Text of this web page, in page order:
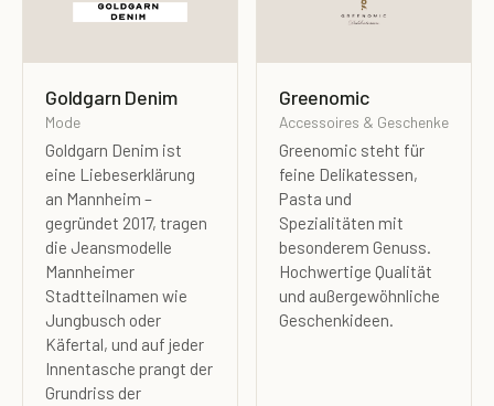
Goldgarn Denim
Mode
Goldgarn Denim ist
eine Liebeserklärung
an Mannheim –
gegründet 2017, tragen
die Jeansmodelle
Mannheimer
Stadtteilnamen wie
Jungbusch oder
Käfertal, und auf jeder
Innentasche prangt der
Grundriss der
Greenomic
Accessoires & Geschenke
Greenomic steht für
feine Delikatessen,
Pasta und
Spezialitäten mit
besonderem Genuss.
Hochwertige Qualität
und außergewöhnliche
Geschenkideen.